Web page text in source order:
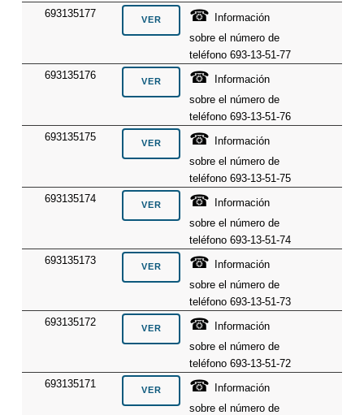
693135177
☎
Información
sobre el número de
teléfono 693-13-51-77
693135176
☎
Información
sobre el número de
teléfono 693-13-51-76
693135175
☎
Información
sobre el número de
teléfono 693-13-51-75
693135174
☎
Información
sobre el número de
teléfono 693-13-51-74
693135173
☎
Información
sobre el número de
teléfono 693-13-51-73
693135172
☎
Información
sobre el número de
teléfono 693-13-51-72
693135171
☎
Información
sobre el número de